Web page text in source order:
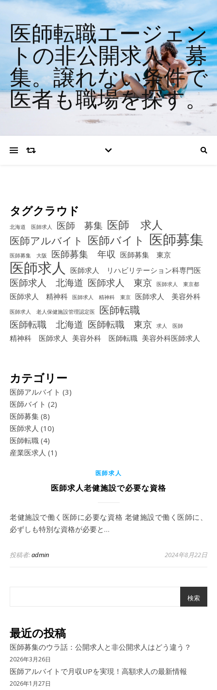
医師転職エージェン
トの非公開求人、募
集。譲れない条件で
医者も職場を探す。
タグクラウド
北海道 医師求人 医師 募集 医師 求人
医師アルバイト 医師バイト 医師募集
医師募集 大阪 医師募集 年収 医師募集 東京
医師求人 医師求人 リハビリテーション科専門医
医師求人 北海道 医師求人 東京 医師求人 東京都
医師求人 精神科 医師求人 精神科 東京 医師求人 美容外科
医師求人 老人保健施設管理認定医 医師転職
医師転職 北海道 医師転職 東京 求人 医師
精神科 医師求人 美容外科 医師転職 美容外科医師求人
カテゴリー
医師アルバイト (3)
医師バイト (2)
医師募集 (8)
医師求人 (10)
医師転職 (4)
産業医求人 (1)
医師求人
医師求人老健施設で必要な資格
老健施設で働く医師に必要な資格 老健施設で働く医師に、
必ずしも特別な資格が必要と…
投稿者:admin 2024年8月22日
検索
最近の投稿
医師募集のウラ話：公開求人と非公開求人はどう違う？
2026年3月26日
医師アルバイトで月収UPを実現！高額求人の最新情報
2026年1月27日